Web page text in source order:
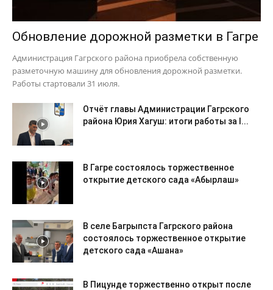
Обновление дорожной разметки в Гагре
Администрация Гагрского района приобрела собственную
разметочную машину для обновления дорожной разметки.
Работы стартовали 31 июля.
Отчёт главы Администрации Гагрского
района Юрия Хагуш: итоги работы за I...
В Гагре состоялось торжественное
открытие детского сада «Абырлаш»
В селе Багрыпста Гагрского района
состоялось торжественное открытие
детского сада «Ашана»
В Пицунде торжественно открыт после